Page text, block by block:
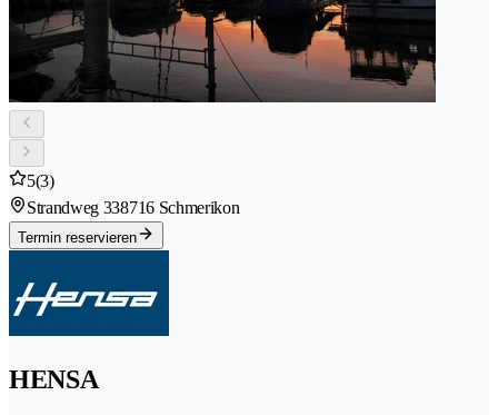
5(3)
Strandweg 338716 Schmerikon
Termin reservieren
HENSA